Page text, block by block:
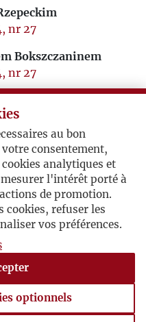
nr 27
Bokszczaninem
nr 27
nr 42
Irankiem-
nr 84
nr 91
Pełczyńskim
nr 93
i specjalne
au bon
consentement,
analytiques et
l'intérêt porté à
de promotion.
cookies, refuser les
vos préférences.
optionnels